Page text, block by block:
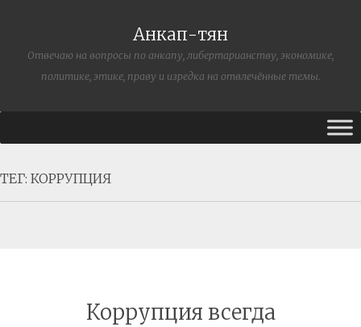
Анкап-тян
Отвечаю на вопросы по анкапу, либертарианству, экономике,
политике, этике, праву и изредка на отвлечённые темы.
ТЕГ: КОРРУПЦИЯ
Коррупция всегда